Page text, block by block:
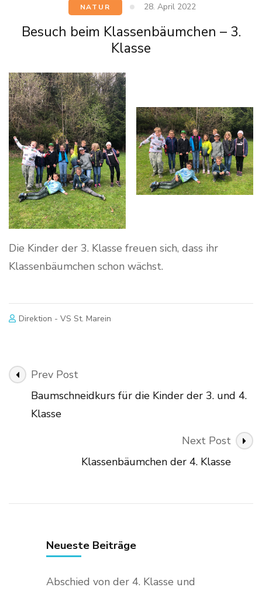
NATUR 28. April 2022
Besuch beim Klassenbäumchen – 3.
Klasse
Die Kinder der 3. Klasse freuen sich, dass ihr
Klassenbäumchen schon wächst.
Direktion - VS St. Marein
Post
Navigation
Prev Post
Baumschneidkurs für die Kinder der 3. und 4.
Klasse
Next Post
Klassenbäumchen der 4. Klasse
Neueste Beiträge
Abschied von der 4. Klasse und